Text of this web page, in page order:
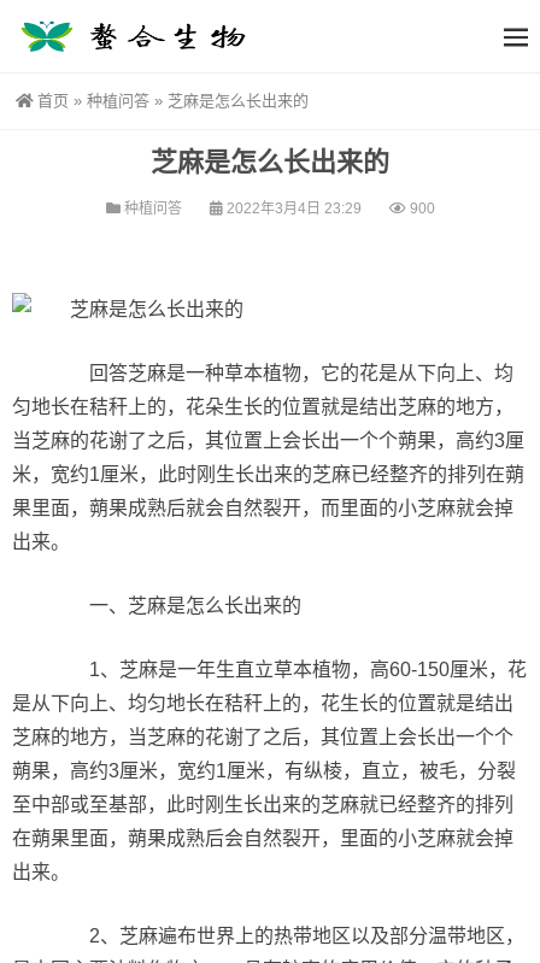
首页 » 种植问答 » 芝麻是怎么长出来的
芝麻是怎么长出来的
种植问答 2022年3月4日 23:29 900
回答芝麻是一种草本植物，它的花是从下向上、均
匀地长在秸秆上的，花朵生长的位置就是结出芝麻的地方，
当芝麻的花谢了之后，其位置上会长出一个个蒴果，高约3厘
米，宽约1厘米，此时刚生长出来的芝麻已经整齐的排列在蒴
果里面，蒴果成熟后就会自然裂开，而里面的小芝麻就会掉
出来。
一、芝麻是怎么长出来的
1、芝麻是一年生直立草本植物，高60-150厘米，花
是从下向上、均匀地长在秸秆上的，花生长的位置就是结出
芝麻的地方，当芝麻的花谢了之后，其位置上会长出一个个
蒴果，高约3厘米，宽约1厘米，有纵棱，直立，被毛，分裂
至中部或至基部，此时刚生长出来的芝麻就已经整齐的排列
在蒴果里面，蒴果成熟后会自然裂开，里面的小芝麻就会掉
出来。
2、芝麻遍布世界上的热带地区以及部分温带地区，